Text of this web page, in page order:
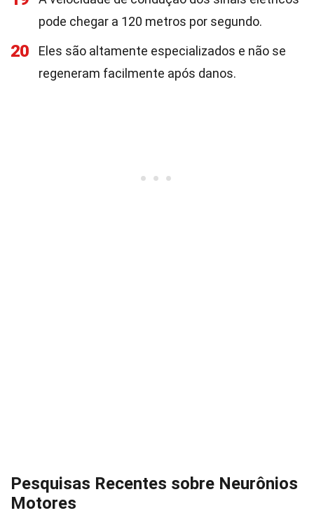
pode chegar a 120 metros por segundo.
20
Eles são altamente especializados e não se
regeneram facilmente após danos.
Pesquisas Recentes sobre Neurônios
Motores